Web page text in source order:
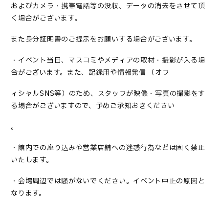
およびカメラ・携帯電話等の没収、データの消去をさせて頂
く場合がございます。
また身分証明書のご提示をお願いする場合がございます。
・イベント当日、マスコミやメディアの取材・撮影が入る場
合がございます。また、記録用や情報発信 （オフ
ィシャルSNS等）のため、スタッフが映像・写真の撮影をす
る場合がございますので、予めご承知おきください
。
・館内での座り込みや営業店舗への迷惑行為などは固く禁止
いたします。
・会場周辺では騒がないでください。イベント中止の原因と
なります。